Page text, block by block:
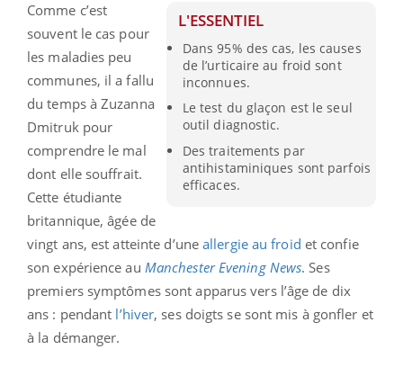
L'ESSENTIEL
Dans 95% des cas, les causes
de l’urticaire au froid sont
inconnues.
Le test du glaçon est le seul
outil diagnostic.
Des traitements par
antihistaminiques sont parfois
efficaces.
Comme c’est
souvent le cas pour
les maladies peu
communes, il a fallu
du temps à Zuzanna
Dmitruk pour
comprendre le mal
dont elle souffrait.
Cette étudiante
britannique, âgée de
vingt ans, est atteinte d’uneallergie au froid et confie
son expérience au Manchester Evening News. Ses
premiers symptômes sont apparus vers l’âge de dix
ans : pendant l’hiver, ses doigts se sont mis à gonfler et
à la démanger.